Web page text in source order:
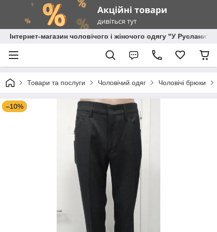
Інтернет-магазин чоловічого і жіночого одягу "У Руслани"
Товари та послуги Чоловічий одяг Чоловічі брюки
–10%